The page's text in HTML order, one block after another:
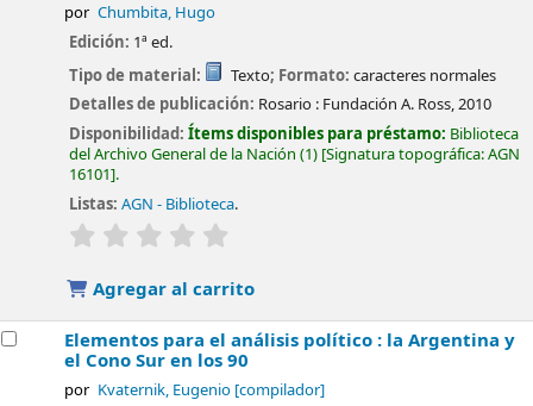
por Chumbita, Hugo
Edición: 1ª ed.
Tipo de material:
Texto; Formato: caracteres normales
Detalles de publicación: Rosario : Fundación A. Ross,2010
Disponibilidad:Ítems disponibles para préstamo: Biblioteca
del Archivo General de la Nación (1) Signatura topográfica:AGN
16101 .
Listas: AGN - Biblioteca.
valoración
Agregar al carrito
Elementos para el análisis político : la Argentina y
el Cono Sur en los 90
por Kvaternik, Eugenio[compilador]